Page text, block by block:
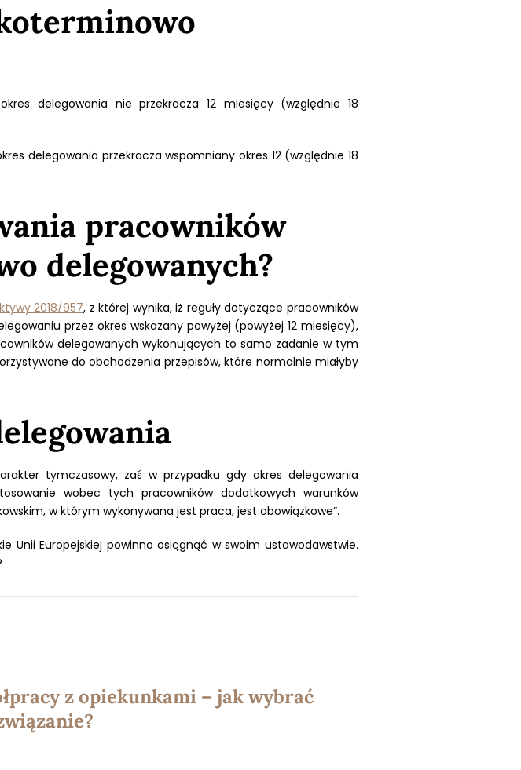
delegowania nie przekracza 12 miesięcy (względnie 18
delegowania przekracza wspomniany okres 12 (względnie 18
pracowników
delegowanych?
2018/957, z której wynika, iż reguły dotyczące pracowników
przez okres wskazany powyżej (powyżej 12 miesięcy),
delegowanych wykonujących to samo zadanie w tym
do obchodzenia przepisów, które normalnie miałyby
tymczasowy, zaś w przypadku gdy okres delegowania
wobec tych pracowników dodatkowych warunków
w którym wykonywana jest praca, jest obowiązkowe”.
Unii Europejskiej powinno osiągnąć w swoim ustawodawstwie.
z opiekunkami – jak wybrać